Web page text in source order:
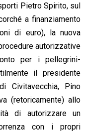
Pietro Spirito, sul
a finanziamento
di euro), la nuova
autorizzative
per i pellegrini-
il presidente
Civitavecchia, Pino
(retoricamente) allo
di autorizzare un
con i propri